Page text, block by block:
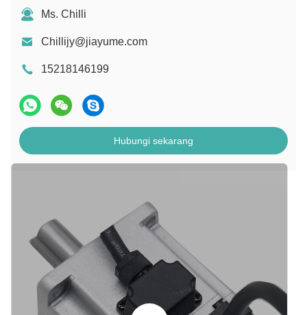
Ms. Chilli
Chillijy@jiayume.com
15218146199
Hubungi sekarang